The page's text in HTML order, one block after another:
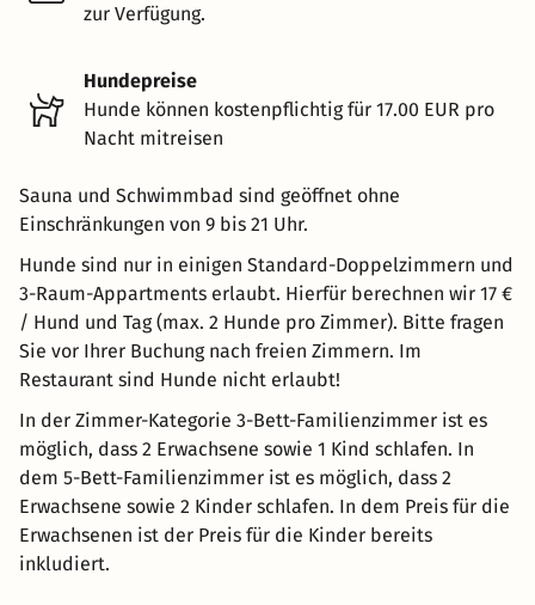
zur Verfügung.
Hundepreise
Hunde können kostenpflichtig für 17.00 EUR pro
Nacht mitreisen
Sauna und Schwimmbad sind geöffnet ohne
Einschränkungen von 9 bis 21 Uhr.
Hunde sind nur in einigen Standard-Doppelzimmern und
3-Raum-Appartments erlaubt. Hierfür berechnen wir 17 €
/ Hund und Tag (max. 2 Hunde pro Zimmer). Bitte fragen
Sie vor Ihrer Buchung nach freien Zimmern. Im
Restaurant sind Hunde nicht erlaubt!
In der Zimmer-Kategorie 3-Bett-Familienzimmer ist es
möglich, dass 2 Erwachsene sowie 1 Kind schlafen. In
dem 5-Bett-Familienzimmer ist es möglich, dass 2
Erwachsene sowie 2 Kinder schlafen. In dem Preis für die
Erwachsenen ist der Preis für die Kinder bereits
inkludiert.